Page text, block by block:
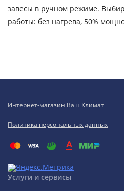
завесы в ручном режиме.
работы: без нагрева, 50%
Интернет-магазин Ваш Климат
Политика персональных данных
Услуги и сервисы